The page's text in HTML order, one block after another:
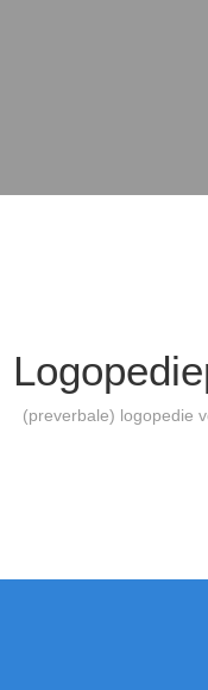
(preverbale) logopedie